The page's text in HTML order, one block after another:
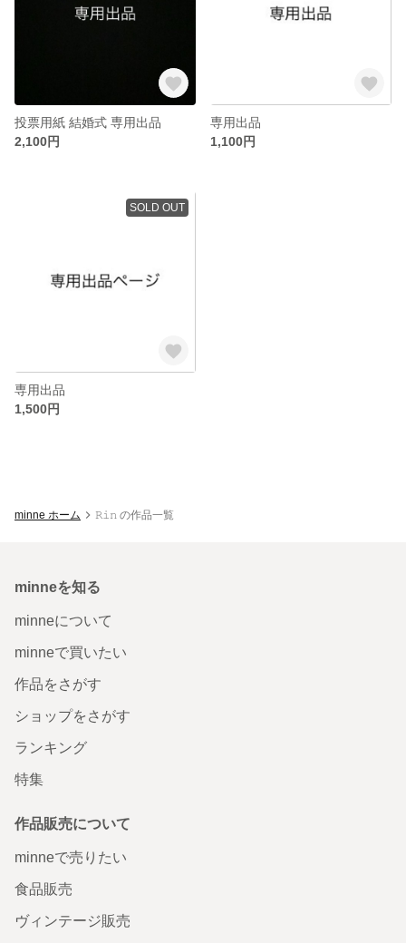
投票用紙 結婚式 専用出品
2,100円
専用出品
1,100円
SOLD OUT
専用出品
1,500円
minne ホーム 𝚁𝚒𝚗 の作品一覧
minneを知る
minneについて
minneで買いたい
作品をさがす
ショップをさがす
ランキング
特集
作品販売について
minneで売りたい
食品販売
ヴィンテージ販売